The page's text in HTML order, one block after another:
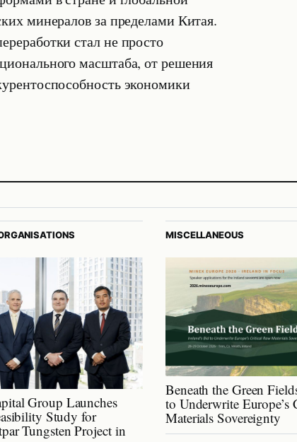
минералов за пределами Китая.
стал не просто
масштаба, от решения
экономики
Group Launches
Study for
Tungsten Project in
MISCELLANEOUS
Beneath the Green
to Underwrite Europe’s
Materials Sovereignty